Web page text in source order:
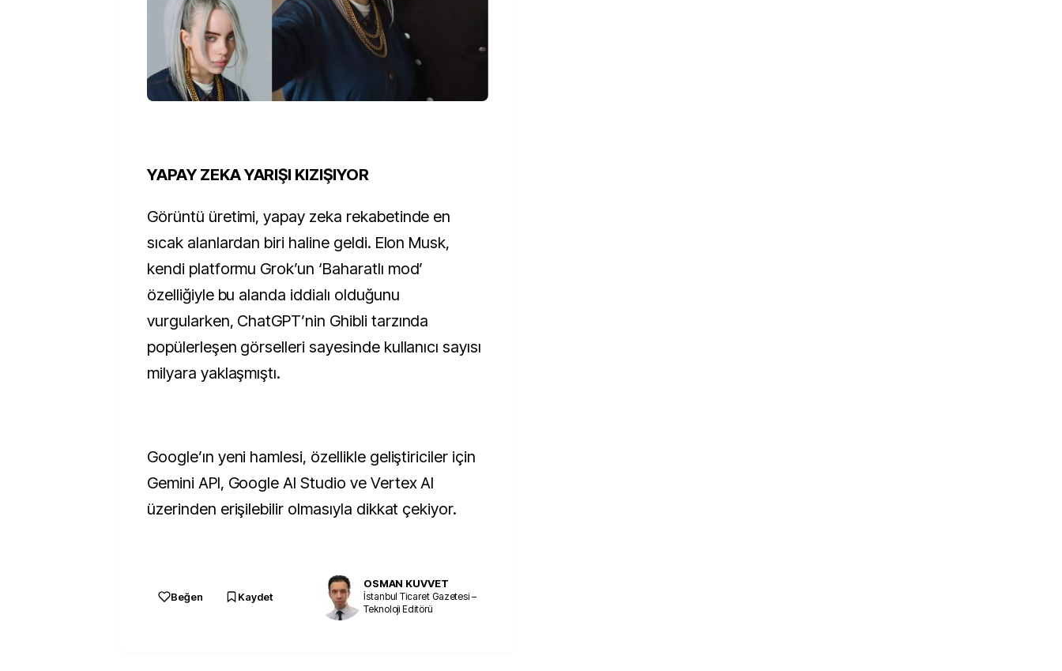
YAPAY ZEKA YARIŞI KIZIŞIYOR
Görüntü üretimi, yapay zeka rekabetinde en
sıcak alanlardan biri haline geldi. Elon Musk,
kendi platformu Grok’un ‘Baharatlı mod’
özelliğiyle bu alanda iddialı olduğunu
vurgularken, ChatGPT’nin Ghibli tarzında
popülerleşen görselleri sayesinde kullanıcı sayısı
milyara yaklaşmıştı.
Google’ın yeni hamlesi, özellikle geliştiriciler için
Gemini API, Google AI Studio ve Vertex AI
üzerinden erişilebilir olmasıyla dikkat çekiyor.
Beğen Kaydet
OSMAN KUVVET
İstanbul Ticaret Gazetesi –
Teknoloji Editörü